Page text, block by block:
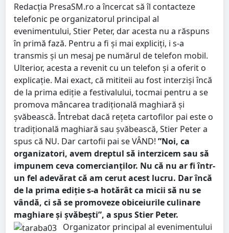
Redacția PresaSM.ro a încercat să îl contacteze
telefonic pe organizatorul principal al
evenimentului, Stier Peter, dar acesta nu a răspuns
în primă fază. Pentru a fi și mai expliciți, i s-a
transmis și un mesaj pe numărul de telefon mobil.
Ulterior, acesta a revenit cu un telefon și a oferit o
explicație. Mai exact, că mititeii au fost interziși încă
de la prima ediție a festivalului, tocmai pentru a se
promova mâncarea tradițională maghiară și
șvăbească. Întrebat dacă rețeta cartofilor pai este o
tradițională maghiară sau șvăbească, Stier Peter a
spus că NU. Dar cartofii pai se VÂND! ”Noi, ca
organizatori, avem dreptul să interzicem sau să
impunem ceva comercianților. Nu că nu ar fi într-
un fel adevărat că am cerut acest lucru. Dar încă
de la prima ediție s-a hotărât ca micii să nu se
vândă, ci să se promoveze obiceiurile culinare
maghiare și șvăbești”, a spus Stier Peter.
Organizator principal al evenimentului